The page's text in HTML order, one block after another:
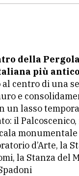
della
più
al centro di una
e
un lasso
il
d’Arte, la
la Stanza del